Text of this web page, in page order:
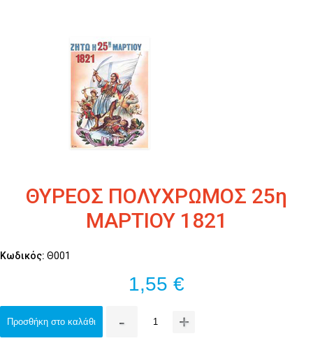
ΘΥΡΕΟΣ ΠΟΛΥΧΡΩΜΟΣ 25η
ΜΑΡΤΙΟΥ 1821
Κωδικός: Θ001
1,55 €
Προσθήκη στο καλάθι - +